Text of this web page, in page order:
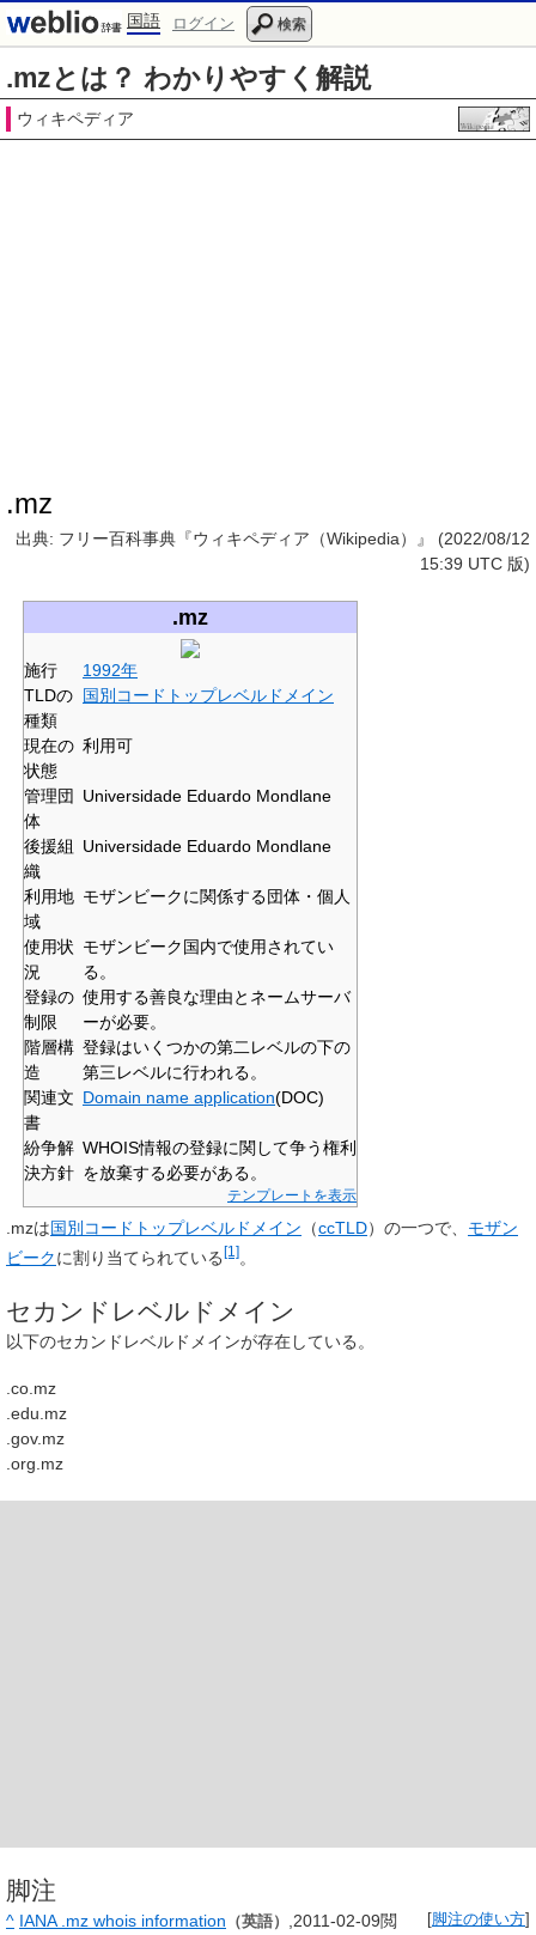
国語 ログイン 検索
.mzとは？ わかりやすく解説
ウィキペディア
.mz
出典: フリー百科事典『ウィキペディア（Wikipedia）』 (2022/08/12
15:39 UTC 版)
.mz
施行
1992年
TLDの
種類
国別コードトップレベルドメイン
現在の
状態
利用可
管理団
体
Universidade Eduardo Mondlane
後援組
織
Universidade Eduardo Mondlane
利用地
域
モザンビークに関係する団体・個人
使用状
況
モザンビーク国内で使用されてい
る。
登録の
制限
使用する善良な理由とネームサーバ
ーが必要。
階層構
造
登録はいくつかの第二レベルの下の
第三レベルに行われる。
関連文
書
Domain name application(DOC)
紛争解
決方針
WHOIS情報の登録に関して争う権利
を放棄する必要がある。
テンプレートを表示
.mzは国別コードトップレベルドメイン （ccTLD）の一つで、 モザン
ビークに割り当てられている[1]。
セカンドレベルドメイン
以下のセカンドレベルドメインが存在している。
.co.mz
.edu.mz
.gov.mz
.org.mz
脚注
脚注の使い方
^ IANA .mz whois information （英語） ,2011-02-09閲